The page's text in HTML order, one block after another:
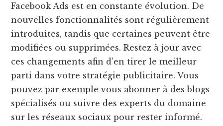
Facebook Ads est en constante évolution. De
nouvelles fonctionnalités sont régulièrement
introduites, tandis que certaines peuvent être
modifiées ou supprimées. Restez à jour avec
ces changements afin d’en tirer le meilleur
parti dans votre stratégie publicitaire. Vous
pouvez par exemple vous abonner à des blogs
spécialisés ou suivre des experts du domaine
sur les réseaux sociaux pour rester informé.